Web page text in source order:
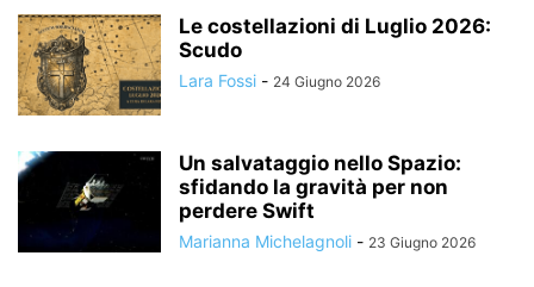
Le costellazioni di Luglio 2026:
Scudo
Lara Fossi - 24 Giugno 2026
Un salvataggio nello Spazio:
sfidando la gravità per non
perdere Swift
Marianna Michelagnoli - 23 Giugno 2026